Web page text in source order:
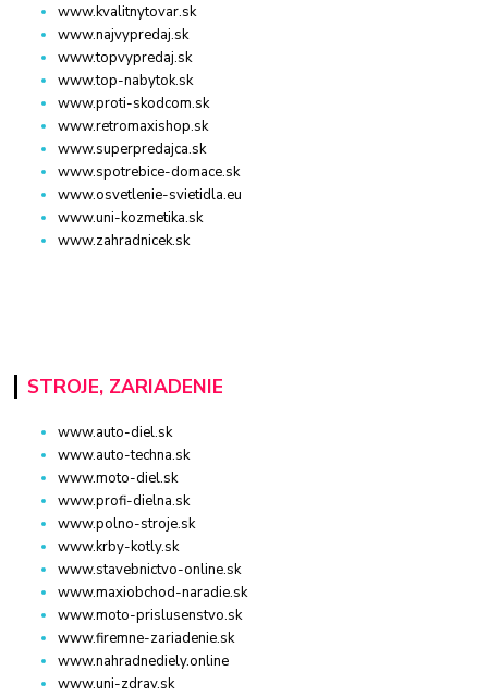
www.kvalitnytovar.sk
www.najvypredaj.sk
www.topvypredaj.sk
www.top-nabytok.sk
www.proti-skodcom.sk
www.retromaxishop.sk
www.superpredajca.sk
www.spotrebice-domace.sk
www.osvetlenie-svietidla.eu
www.uni-kozmetika.sk
www.zahradnicek.sk
STROJE, ZARIADENIE
www.auto-diel.sk
www.auto-techna.sk
www.moto-diel.sk
www.profi-dielna.sk
www.polno-stroje.sk
www.krby-kotly.sk
www.stavebnictvo-online.sk
www.maxiobchod-naradie.sk
www.moto-prislusenstvo.sk
www.firemne-zariadenie.sk
www.nahradnediely.online
www.uni-zdrav.sk